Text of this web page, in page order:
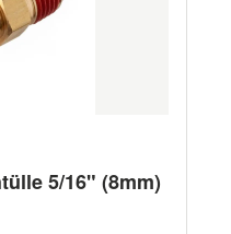
5/16" (8mm)